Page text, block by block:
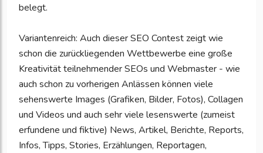
belegt.
Variantenreich: Auch dieser SEO Contest zeigt wie
schon die zurückliegenden Wettbewerbe eine große
Kreativität teilnehmender SEOs und Webmaster - wie
auch schon zu vorherigen Anlässen können viele
sehenswerte Images (Grafiken, Bilder, Fotos), Collagen
und Videos und auch sehr viele lesenswerte (zumeist
erfundene und fiktive) News, Artikel, Berichte, Reports,
Infos, Tipps, Stories, Erzählungen, Reportagen,